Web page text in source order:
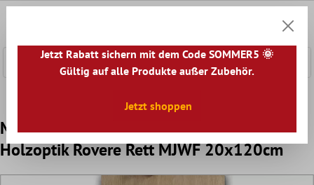
Marazzi TreverkHome Bodenfliesen
Holzoptik Rovere Rett MJWF 20x120cm
Jetzt Rabatt sichern mit dem Code SOMMER5 🌞
Gültig auf alle Produkte außer Zubehör.
Jetzt shoppen